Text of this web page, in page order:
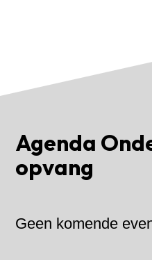
Agenda
opvang
Geen komende